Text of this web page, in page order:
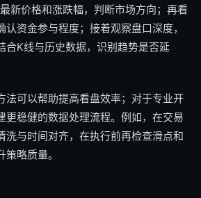
新价格和涨跌幅，判断市场方向；再看
资金参与程度；接着观察盘口深度，
合K线与历史数据，识别趋势是否延
法可以帮助提高看盘效率；对于专业开
更稳健的数据处理流程。例如，在交易
洗与时间对齐，在执行前再检查滑点和
略质量。